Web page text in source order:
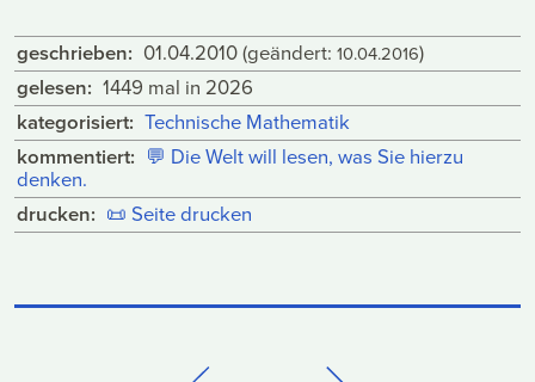
geschrieben: 01.04.2010(geändert: 10.04.2016)
gelesen: 1449 mal in 2026
kategorisiert: Technische Mathematik
kommentiert: 💬 Die Welt will lesen, was Sie hierzu
denken.
drucken: 📜 Seite drucken